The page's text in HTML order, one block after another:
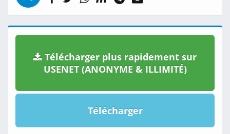
Télécharger plus rapidement sur
USENET (ANONYME & ILLIMITÉ)
Télécharger